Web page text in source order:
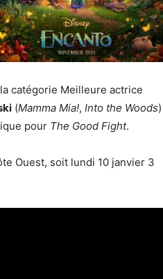
catégorie Meilleure actrice
(Mamma Mia!, Into the Woods)
pour The Good Fight.
Ouest, soit lundi 10 janvier 3